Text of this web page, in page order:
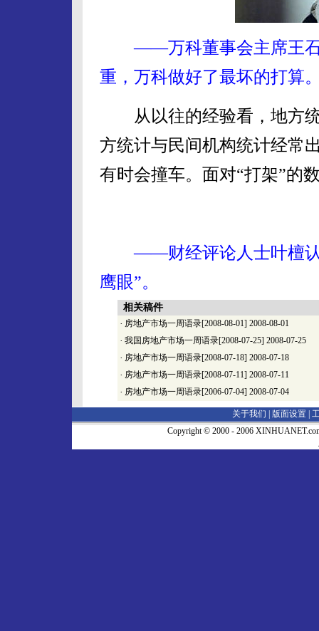
——万科董事会主席王石
重，万科做好了最坏的打算
从以往的经验看，地方统
方统计与民间机构统计经常
有时会撞车。面对“打架”的
——财经评论人士叶檀认
鹰眼”。
相关稿件
· 房地产市场一周语录[2008-08-01] 2008-08-01
· 我国房地产市场一周语录[2008-07-25] 2008-07-25
· 房地产市场一周语录[2008-07-18] 2008-07-18
· 房地产市场一周语录[2008-07-11] 2008-07-11
· 房地产市场一周语录[2006-07-04] 2008-07-04
关于我们 | 版面设置
Copyright © 2000 - 2006